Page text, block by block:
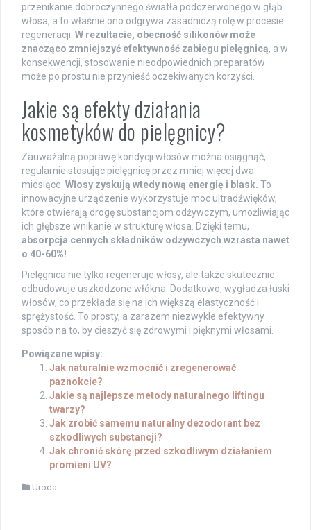
przenikanie dobroczynnego światła podczerwonego w głąb
włosa, a to właśnie ono odgrywa zasadniczą rolę w procesie
regeneracji. W rezultacie, obecność silikonów może
znacząco zmniejszyć efektywność zabiegu pielęgnicą, a w
konsekwencji, stosowanie nieodpowiednich preparatów
może po prostu nie przynieść oczekiwanych korzyści.
Jakie są efekty działania
kosmetyków do pielęgnicy?
Zauważalną poprawę kondycji włosów można osiągnąć,
regularnie stosując pielęgnicę przez mniej więcej dwa
miesiące. Włosy zyskują wtedy nową energię i blask. To
innowacyjne urządzenie wykorzystuje moc ultradźwięków,
które otwierają drogę substancjom odżywczym, umożliwiając
ich głębsze wnikanie w strukturę włosa. Dzięki temu,
absorpcja cennych składników odżywczych wzrasta nawet
o 40-60%!
Pielęgnica nie tylko regeneruje włosy, ale także skutecznie
odbudowuje uszkodzone włókna. Dodatkowo, wygładza łuski
włosów, co przekłada się na ich większą elastyczność i
sprężystość. To prosty, a zarazem niezwykle efektywny
sposób na to, by cieszyć się zdrowymi i pięknymi włosami.
Powiązane wpisy:
Jak naturalnie wzmocnić i zregenerować
paznokcie?
Jakie są najlepsze metody naturalnego liftingu
twarzy?
Jak zrobić samemu naturalny dezodorant bez
szkodliwych substancji?
Jak chronić skórę przed szkodliwym działaniem
promieni UV?
Uroda